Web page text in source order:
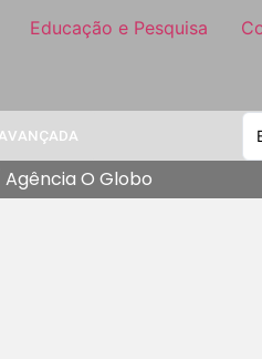
Educação e Pesquisa
O Globo